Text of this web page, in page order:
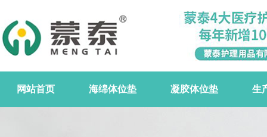
网站首页 海绵体位垫 凝胶体位垫 生